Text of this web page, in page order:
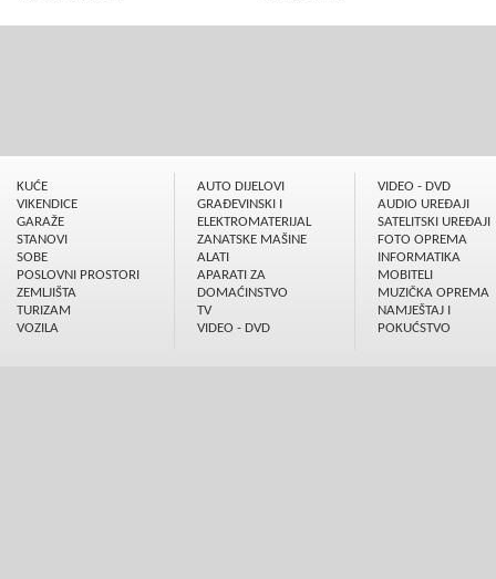
KUĆE
VIKENDICE
GARAŽE
STANOVI
SOBE
POSLOVNI PROSTORI
ZEMLJIŠTA
TURIZAM
VOZILA
AUTO DIJELOVI
GRAÐEVINSKI I
ELEKTROMATERIJAL
ZANATSKE MAŠINE
ALATI
APARATI ZA
DOMAĆINSTVO
TV
VIDEO - DVD
VIDEO - DVD
AUDIO UREÐAJI
SATELITSKI UREÐAJI
FOTO OPREMA
INFORMATIKA
MOBITELI
MUZIČKA OPREMA
NAMJEŠTAJ I
POKUĆSTVO